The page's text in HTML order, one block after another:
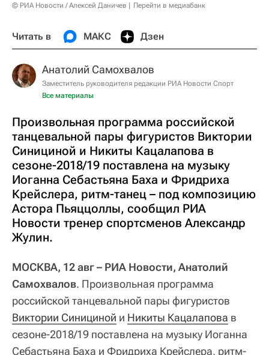
© РИА Новости / Алексей Даничев Перейти в медиабанк
Читать в МАКС Дзен
Анатолий Самохвалов
Заместитель руководителя редакции РИА Новости Спорт
Все материалы
Произвольная программа российской
танцевальной пары фигуристов Виктории
Синициной и Никиты Кацалапова в
сезоне-2018/19 поставлена на музыку
Иоганна Себастьяна Баха и Фридриха
Крейслера, ритм-танец – под композицию
Астора Пьяццоллы, сообщил РИА
Новости тренер спортсменов Александр
Жулин.
МОСКВА, 12 авг – РИА Новости, Анатолий
Самохвалов. Произвольная программа
российской танцевальной пары фигуристов
Виктории Синициной и Никиты Кацалапова в
сезоне-2018/19 поставлена на музыку Иоганна
Себастьяна Баха и Фридриха Крейслера, ритм-